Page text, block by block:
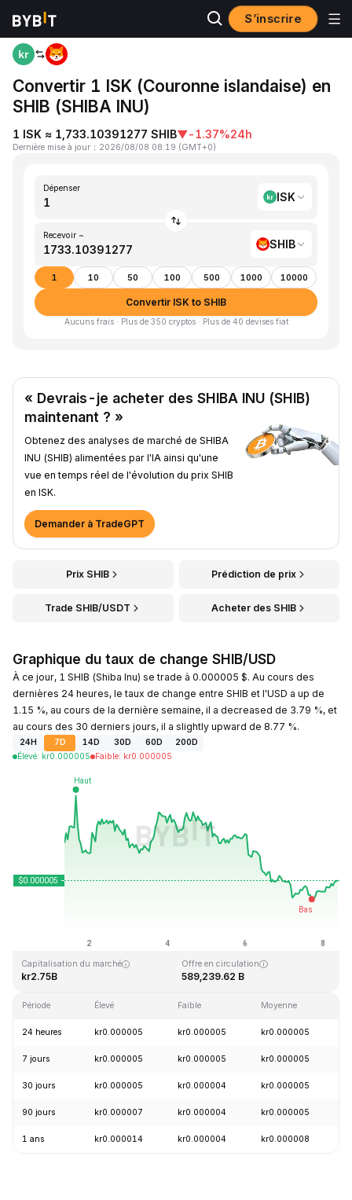
S’inscrire
Accueil
Convertir 1 ISK (Couronne islandaise) en
SHIB (SHIBA INU)
1 ISK ≈ 1,733.10391277 SHIB▼-1.37%24h
Dernière mise à jour ： 2026/08/08 08:19 (GMT+0)
Dépenser
ISK
Recevoir ~
SHIB
1 10 50 100 500 1000 10000
Convertir ISK to SHIB
Aucuns frais · Plus de 350 cryptos · Plus de 40 devises fiat
« Devrais-je acheter des SHIBA INU (SHIB)
maintenant ? »
Obtenez des analyses de marché de SHIBA
INU (SHIB) alimentées par l'IA ainsi qu'une
vue en temps réel de l'évolution du prix SHIB
en ISK.
Demander à TradeGPT
Prix SHIB Prédiction de prix
Trade SHIB/USDT Acheter des SHIB
Graphique du taux de change SHIB/USD
À ce jour, 1 SHIB (Shiba Inu) se trade à 0.000005 $. Au cours des
dernières 24 heures, le taux de change entre SHIB et l'USD a up de
1.15 %, au cours de la dernière semaine, il a decreased de 3.79 %, et
au cours des 30 derniers jours, il a slightly upward de 8.77 %.
24H 7D 14D 30D 60D
200D
Élevé: kr0.000005 Faible: kr0.000005
Capitalisation du marché
kr2.75B
Offre en circulation
589,239.62 B
Période Élevé Faible Moyenne
24 heures kr0.000005 kr0.000005 kr0.000005
7 jours kr0.000005 kr0.000005 kr0.000005
30 jours kr0.000005 kr0.000004 kr0.000005
90 jours kr0.000007 kr0.000004 kr0.000005
1 ans kr0.000014 kr0.000004 kr0.000008